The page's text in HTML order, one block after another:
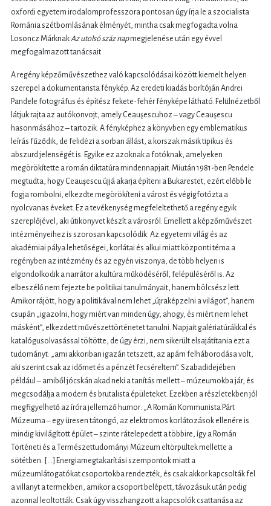
oxfordi egyetem irodalomprofesszora pontosan úgy írja le a szocialista
Románia szétbomlásának élményét, mintha csak megfogadta volna
Losoncz MárknakAz utolsó száz napmegjelenése után egy évvel
megfogalmazott tanácsait.
A regény képzőművészethez való kapcsolódásai között kiemelt helyen
szerepel a dokumentarista fénykép. Az eredeti kiadás borítóján Andrei
Pandele fotográfus és építész fekete-fehér fényképe látható. Felülnézetből
látjuk rajta az autókonvojt, amely Ceauşescuhoz – vagy Ceauşescu
hasonmásához – tartozik. A fényképhez a könyvben egy emblematikus
leírás fűződik, de felidézi a sorban állást, a korszak másik tipikus és
abszurd jelenségét is. Egyike ez azoknak a fotóknak, amelyeken
megörökítette a román diktatúra mindennapjait. Miután 1981-ben Pendele
megtudta, hogy Ceauşescu újjá akarja építeni a Bukarestet, ezért előbb le
fogja rombolni, elkezdte megörökíteni a várost és végigfotózta a
nyolcvanas éveket. Ez a tevékenység megfeleltethető a regény egyik
szereplőjével, aki útikönyvet készít a városról. Emellett a képzőművészet
intézményeihez is szorosan kapcsolódik. Az egyetemi világ és az
akadémiai pálya lehetőségei, korlátai és alkui miatt központi téma a
regényben az intézmény és az egyén viszonya, de több helyen is
elgondolkodik a narrátor a kultúra működéséről, felépüléséről is. Az
elbeszélő nem fejezte be politikai tanulmányait, hanem bölcsész lett.
Amikor rájött, hogy a politikával nem lehet „újraképzelni a világot”, hanem
csupán „igazolni, hogy miért van minden úgy, ahogy, és miért nem lehet
másként”, elkezdett művészettörténetet tanulni. Napjait galériatúrákkal és
katalógusolvasással töltötte, de úgy érzi, nem sikerült elsajátítania ezt a
tudományt: „ami akkoriban igazán tetszett, az apám felháborodása volt,
aki szerint csak az időmet és a pénzét fecséreltem”. Szabadidejében
például – amiből jócskán akad neki a tanítás mellett – múzeumokba jár, és
megcsodálja a modern és brutalista épületeket. Ezekben a részletekben jól
megfigyelhető az íróra jellemző humor: „A Román Kommunista Párt
Múzeuma – egy üresen tátongó, az elektromos korlátozások ellenére is
mindig kivilágított épület – szinte rátelepedett a többire, így a Román
Történeti és a Természettudományi Múzeum eltörpültek mellette a
sötétben. […] Energiamegtakarítási szempontok miatt a
múzeumlátogatókat csoportokba rendezték, és csak akkor kapcsolták fel
a villanyt a termekben, amikor a csoport belépett, távozásuk után pedig
azonnal leoltották. Csak úgy visszhangzott a kapcsolók csattanása az